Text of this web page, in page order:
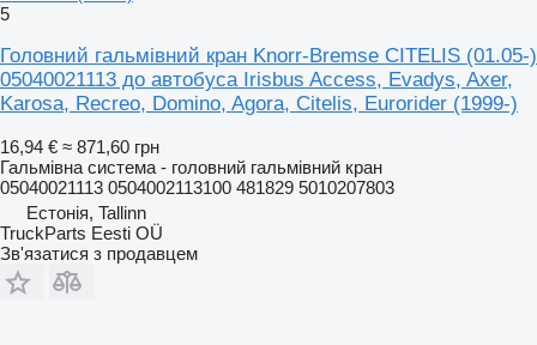
5
Головний гальмівний кран Knorr-Bremse CITELIS (01.05-)
05040021113 до автобуса Irisbus Access, Evadys, Axer,
Karosa, Recreo, Domino, Agora, Citelis, Eurorider (1999-)
16,94 € ≈ 871,60 грн
Гальмівна система - головний гальмівний кран
05040021113 0504002113100 481829 5010207803
Естонія, Tallinn
TruckParts Eesti OÜ
Зв'язатися з продавцем